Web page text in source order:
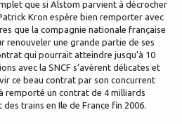
que si Alstom parvient à décrocher
Kron espère bien remporter avec
que la compagnie nationale française
renouveler une grande partie de ses
qui pourrait atteindre jusqu'à 10
avec la SNCF s’avèrent délicates et
ce beau contrat par son concurrent
remporté un contrat de 4 milliards
trains en Ile de France fin 2006.